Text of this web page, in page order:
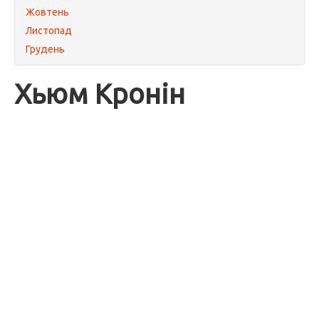
Жовтень
Листопад
Грудень
Хьюм Кронін